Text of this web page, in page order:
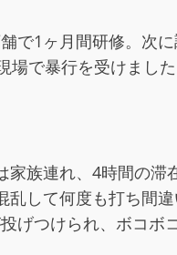
で1ヶ月間研修。次
で暴行を受けました
族連れ、4時間の滞
して何度も打ち間違
げつけられ、ボコボ